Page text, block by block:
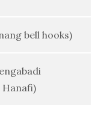
bell hooks)